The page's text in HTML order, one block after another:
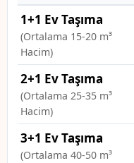
1+1 Ev Taşıma
(Ortalama 15-20 m³
Hacim)
2+1 Ev Taşıma
(Ortalama 25-35 m³
Hacim)
3+1 Ev Taşıma
(Ortalama 40-50 m³